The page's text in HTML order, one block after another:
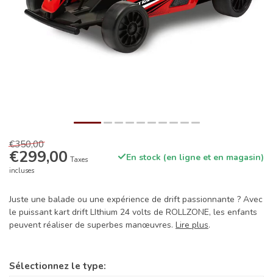
€350,00
€299,00 Taxes
incluses
En stock (en ligne et en magasin)
Juste une balade ou une expérience de drift passionnante ? Avec
le puissant kart drift LIthium 24 volts de ROLLZONE, les enfants
peuvent réaliser de superbes manœuvres. Lire plus.
Sélectionnez le type: